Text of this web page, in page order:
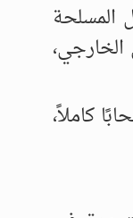
المسلحة
كاملاً،